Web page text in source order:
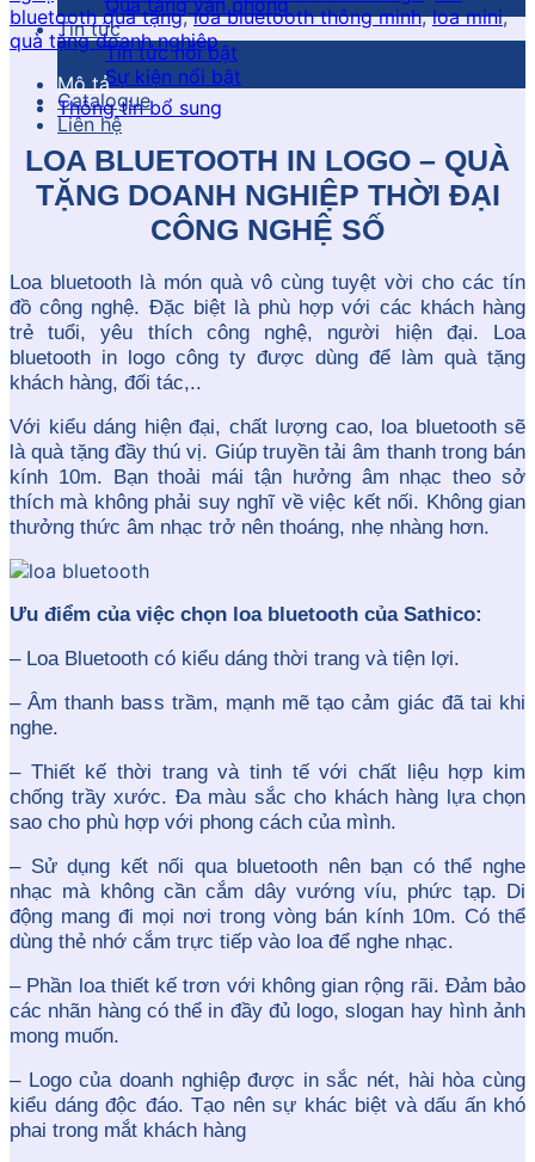
Quà tặng văn phòng
Tin tức
Tin tức nổi bật
Sự kiện nổi bật
Catalogue
Liên hệ
bluetooth quà tặng,loa bluetooth thông minh,loa mini,
quà tặng doanh nghiệp
Mô tả
Thông tin bổ sung
LOA BLUETOOTH IN LOGO – QUÀ
TẶNG DOANH NGHIỆP THỜI ĐẠI
CÔNG NGHỆ SỐ
Loa bluetooth là món quà vô cùng tuyệt vời cho các tín
đồ công nghệ. Đặc biệt là phù hợp với các khách hàng
trẻ tuổi, yêu thích công nghệ, người hiện đại. Loa
bluetooth in logo công ty được dùng để làm quà tặng
khách hàng, đối tác,..
Với kiểu dáng hiện đại, chất lượng cao, loa bluetooth sẽ
là quà tặng đầy thú vị. Giúp truyền tải âm thanh trong bán
kính 10m. Bạn thoải mái tận hưởng âm nhạc theo sở
thích mà không phải suy nghĩ về việc kết nối. Không gian
thưởng thức âm nhạc trở nên thoáng, nhẹ nhàng hơn.
Ưu điểm của việc chọn loa bluetooth của Sathico:
– Loa Bluetooth có kiểu dáng thời trang và tiện lợi.
– Âm thanh bass trầm, mạnh mẽ tạo cảm giác đã tai khi
nghe.
– Thiết kế thời trang và tinh tế với chất liệu hợp kim
chống trầy xước. Đa màu sắc cho khách hàng lựa chọn
sao cho phù hợp với phong cách của mình.
– Sử dụng kết nối qua bluetooth nên bạn có thể nghe
nhạc mà không cần cắm dây vướng víu, phức tạp. Di
động mang đi mọi nơi trong vòng bán kính 10m. Có thể
dùng thẻ nhớ cắm trực tiếp vào loa để nghe nhạc.
– Phần loa thiết kế trơn với không gian rộng rãi. Đảm bảo
các nhãn hàng có thể in đầy đủ logo, slogan hay hình ảnh
mong muốn.
– Logo của doanh nghiệp được in sắc nét, hài hòa cùng
kiểu dáng độc đáo. Tạo nên sự khác biệt và dấu ấn khó
phai trong mắt khách hàng